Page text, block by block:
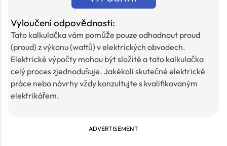
Vyloučení odpovědnosti:
Tato kalkulačka vám pomůže pouze odhadnout proud
(proud) z výkonu (wattů) v elektrických obvodech.
Elektrické výpočty mohou být složité a tato kalkulačka
celý proces zjednodušuje. Jakékoli skutečné elektrické
práce nebo návrhy vždy konzultujte s kvalifikovaným
elektrikářem.
ADVERTISEMENT